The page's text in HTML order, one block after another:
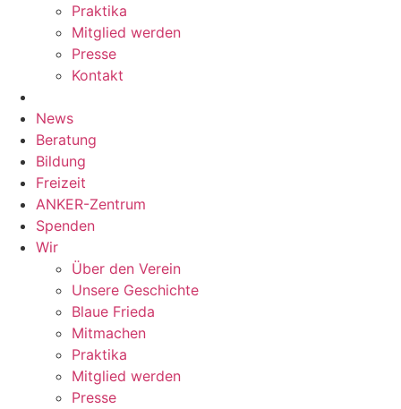
Praktika
Mitglied werden
Presse
Kontakt
News
Beratung
Bildung
Freizeit
ANKER-Zentrum
Spenden
Wir
Über den Verein
Unsere Geschichte
Blaue Frieda
Mitmachen
Praktika
Mitglied werden
Presse